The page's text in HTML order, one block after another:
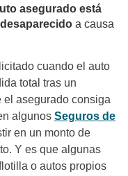
asegurado está
a causa
cuando el auto
total tras un
el asegurado consiga
algunos Seguros de
en un monto de
Y es que algunas
o autos propios